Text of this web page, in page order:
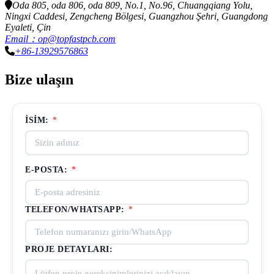
Oda 805, oda 806, oda 809, No.1, No.96, Chuangqiang Yolu,
Ningxi Caddesi, Zengcheng Bölgesi, Guangzhou Şehri, Guangdong
Eyaleti, Çin
Email：op@topfastpcb.com
+86-13929576863
Bize ulaşın
İSIM: *
E-POSTA: *
TELEFON/WHATSAPP: *
PROJE DETAYLARI: